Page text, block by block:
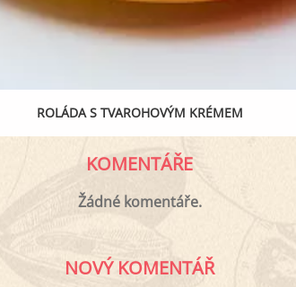
ROLÁDA S TVAROHOVÝM KRÉMEM
KOMENTÁŘE
Žádné komentáře.
NOVÝ KOMENTÁŘ